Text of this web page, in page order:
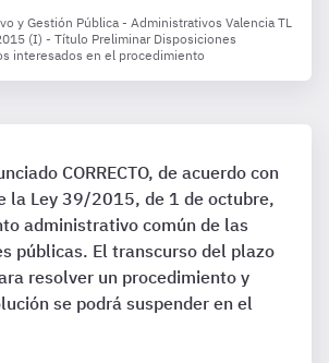
y Gestión Pública - Administrativos Valencia TL
(I) - Título Preliminar Disposiciones
interesados en el procedimiento
CORRECTO, de acuerdo con
la Ley 39/2015, de 1 de octubre,
administrativo común de las
públicas. El transcurso del plazo
resolver un procedimiento y
se podrá suspender en el